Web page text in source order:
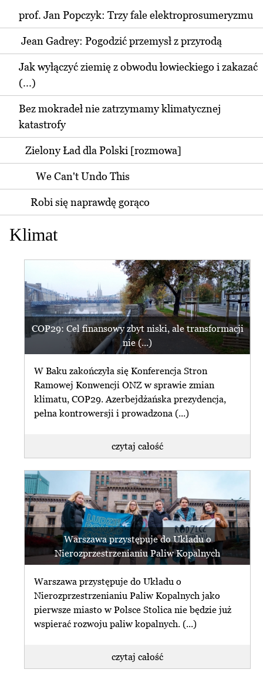
prof. Jan Popczyk: Trzy fale elektroprosumeryzmu
Jean Gadrey: Pogodzić przemysł z przyrodą
Jak wyłączyć ziemię z obwodu łowieckiego i zakazać
(...)
Bez mokradeł nie zatrzymamy klimatycznej
katastrofy
Zielony Ład dla Polski [rozmowa]
We Can't Undo This
Robi się naprawdę gorąco
Klimat
COP29: Cel finansowy zbyt niski, ale transformacji
nie (...)
W Baku zakończyła się Konferencja Stron
Ramowej Konwencji ONZ w sprawie zmian
klimatu, COP29. Azerbejdżańska prezydencja,
pełna kontrowersji i prowadzona (...)
czytaj całość
Warszawa przystępuje do Układu o
Nierozprzestrzenianiu Paliw Kopalnych
Warszawa przystępuje do Układu o
Nierozprzestrzenianiu Paliw Kopalnych jako
pierwsze miasto w Polsce Stolica nie będzie już
wspierać rozwoju paliw kopalnych. (...)
czytaj całość